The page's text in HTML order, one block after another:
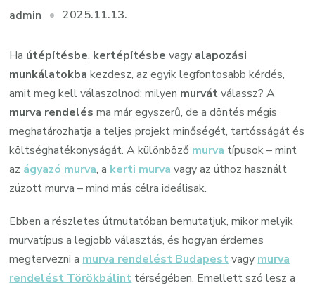
admin 2025.11.13.
Ha útépítésbe, kertépítésbe vagy alapozási
munkálatokba kezdesz, az egyik legfontosabb kérdés,
amit meg kell válaszolnod: milyen murvátválassz? A
murva rendelés ma már egyszerű, de a döntés mégis
meghatározhatja a teljes projekt minőségét, tartósságát és
költséghatékonyságát. A különböző murva típusok – mint
az ágyazó murva, a kerti murva vagy az úthoz használt
zúzott murva – mind más célra ideálisak.
Ebben a részletes útmutatóban bemutatjuk, mikor melyik
murvatípus a legjobb választás, és hogyan érdemes
megtervezni a murva rendelést Budapest vagy murva
rendelést Törökbálint térségében. Emellett szó lesz a